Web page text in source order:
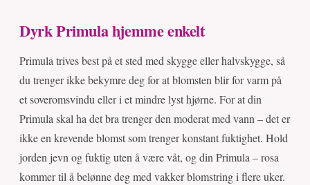
Dyrk Primula hjemme enkelt
Primula trives best på et sted med skygge eller halvskygge, så
du trenger ikke bekymre deg for at blomsten blir for varm på
et soveromsvindu eller i et mindre lyst hjørne. For at din
Primula skal ha det bra trenger den moderat med vann – det er
ikke en krevende blomst som trenger konstant fuktighet. Hold
jorden jevn og fuktig uten å være våt, og din Primula – rosa
kommer til å belønne deg med vakker blomstring i flere uker.